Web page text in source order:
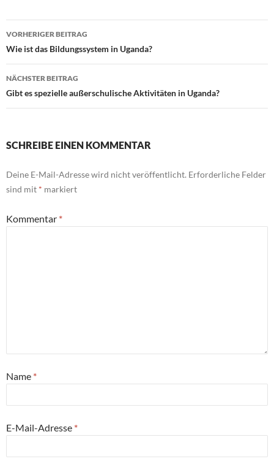
Beitragsnavigation
VORHERIGER BEITRAG
Wie ist das Bildungssystem in Uganda?
NÄCHSTER BEITRAG
Gibt es spezielle außerschulische Aktivitäten in Uganda?
SCHREIBE EINEN KOMMENTAR
Deine E-Mail-Adresse wird nicht veröffentlicht. Erforderliche Felder
sind mit * markiert
Kommentar *
Name *
E-Mail-Adresse *